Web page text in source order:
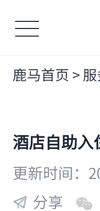
鹿马首页 >
酒店自助入
更新时间：
分享